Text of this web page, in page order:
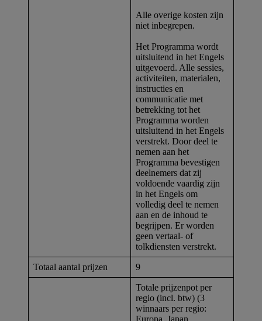
Alle overige kosten zijn
niet inbegrepen.
Het Programma wordt
uitsluitend in het Engels
uitgevoerd. Alle sessies,
activiteiten, materialen,
instructies en
communicatie met
betrekking tot het
Programma worden
uitsluitend in het Engels
verstrekt. Door deel te
nemen aan het
Programma bevestigen
deelnemers dat zij
voldoende vaardig zijn
in het Engels om
volledig deel te nemen
aan en de inhoud te
begrijpen. Er worden
geen vertaal- of
tolkdiensten verstrekt.
Totaal aantal prijzen 9
Totale prijzenpot per
regio (incl. btw) (3
winnaars per regio: